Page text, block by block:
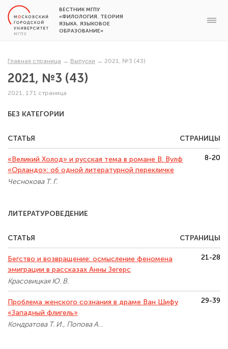
ВЕСТНИК МГПУ
«ФИЛОЛОГИЯ. ТЕОРИЯ
ЯЗЫКА. ЯЗЫКОВОЕ
ОБРАЗОВАНИЕ»
Главная страница → Выпуски → 2021, №3 (43)
2021, №3 (43)
2021, 171 страница
БЕЗ КАТЕГОРИИ
СТАТЬЯ СТРАНИЦЫ
«Великий Холод» и русская тема в романе В. Вулф
«Орландо»: об одной литературной перекличке
Чеснокова Т. Г.
8-20
ЛИТЕРАТУРОВЕДЕНИЕ
СТАТЬЯ СТРАНИЦЫ
Бегство и возвращение: осмысление феномена
эмиграции в рассказах Анны Зегерс
Красовицкая Ю. В.
21-28
Проблема женского сознания в драме Ван Шифу
«Западный флигель»
Кондратова Т. И., Попова А. .
29-39